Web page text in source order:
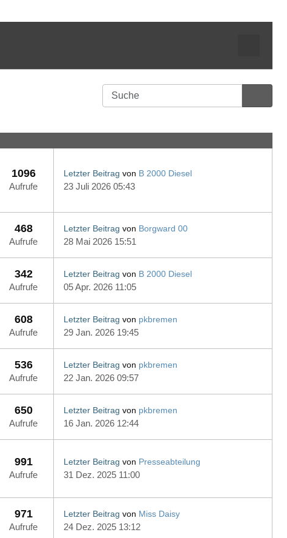
1096
Aufrufe
Letzter Beitrag von B 2000 Diesel
23 Juli 2026 05:43
468
Aufrufe
Letzter Beitrag von Borgward 00
28 Mai 2026 15:51
342
Aufrufe
Letzter Beitrag von B 2000 Diesel
05 Apr. 2026 11:05
608
Aufrufe
Letzter Beitrag von pkbremen
29 Jan. 2026 19:45
536
Aufrufe
Letzter Beitrag von pkbremen
22 Jan. 2026 09:57
650
Aufrufe
Letzter Beitrag von pkbremen
16 Jan. 2026 12:44
991
Aufrufe
Letzter Beitrag von Presseabteilung
31 Dez. 2025 11:00
971
Aufrufe
Letzter Beitrag von Miss Daisy
24 Dez. 2025 13:12